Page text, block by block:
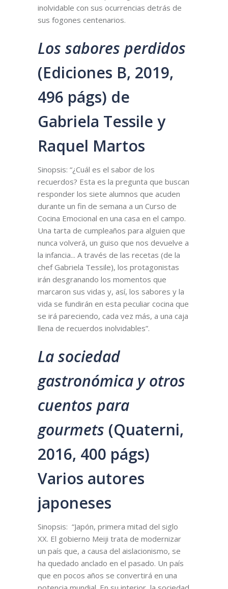
inolvidable con sus ocurrencias detrás de
sus fogones centenarios.
Los sabores perdidos
(Ediciones B, 2019,
496 págs) de
Gabriela Tessile y
Raquel Martos
Sinopsis: “¿Cuál es el sabor de los
recuerdos? Esta es la pregunta que buscan
responder los siete alumnos que acuden
durante un fin de semana a un Curso de
Cocina Emocional en una casa en el campo.
Una tarta de cumpleaños para alguien que
nunca volverá, un guiso que nos devuelve a
la infancia... A través de las recetas (de la
chef Gabriela Tessile), los protagonistas
irán desgranando los momentos que
marcaron sus vidas y, así, los sabores y la
vida se fundirán en esta peculiar cocina que
se irá pareciendo, cada vez más, a una caja
llena de recuerdos inolvidables”.
La sociedad
gastronómica y otros
cuentos para
gourmets (Quaterni,
2016, 400 págs)
Varios autores
japoneses
Sinopsis: “Japón, primera mitad del siglo
XX. El gobierno Meiji trata de modernizar
un país que, a causa del aislacionismo, se
ha quedado anclado en el pasado. Un país
que en pocos años se convertirá en una